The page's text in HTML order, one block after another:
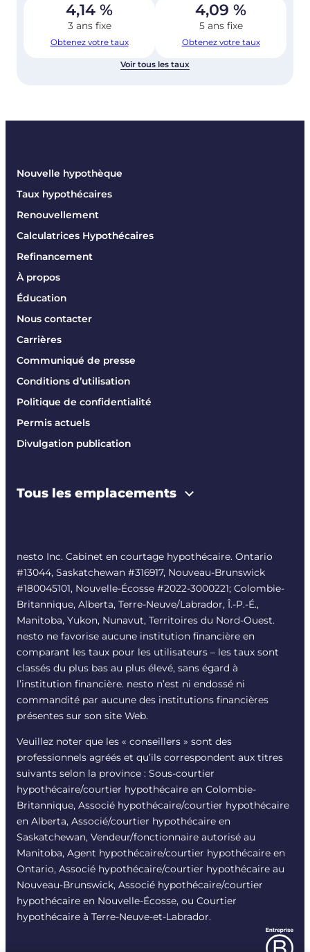
4,14 %
3 ans fixe
Obtenez votre taux
4,09 %
5 ans fixe
Obtenez votre taux
Voir tous les taux
Nouvelle hypothèque
Taux hypothécaires
Renouvellement
Calculatrices Hypothécaires
Refinancement
À propos
Éducation
Nous contacter
Carrières
Communiqué de presse
Conditions d’utilisation
Politique de confidentialité
Permis actuels
Divulgation publication
Tous les emplacements
nesto Inc. Cabinet en courtage hypothécaire. Ontario
#13044, Saskatchewan #316917, Nouveau-Brunswick
#180045101, Nouvelle-Écosse #2022-3000221; Colombie-
Britannique, Alberta, Terre-Neuve/Labrador, Î.-P.-É.,
Manitoba, Yukon, Nunavut, Territoires du Nord-Ouest.
nesto ne favorise aucune institution financière en
comparant les taux pour les utilisateurs – les taux sont
classés du plus bas au plus élevé, sans égard à
l’institution financière. nesto n’est ni endossé ni
commandité par aucune des institutions financières
présentes sur son site Web.
Veuillez noter que les « conseillers » sont des
professionnels agréés et qu’ils correspondent aux titres
suivants selon la province : Sous-courtier
hypothécaire/courtier hypothécaire en Colombie-
Britannique, Associé hypothécaire/courtier hypothécaire
en Alberta, Associé/courtier hypothécaire en
Saskatchewan, Vendeur/fonctionnaire autorisé au
Manitoba, Agent hypothécaire/courtier hypothécaire en
Ontario, Associé hypothécaire/courtier hypothécaire au
Nouveau-Brunswick, Associé hypothécaire/courtier
hypothécaire en Nouvelle-Écosse, ou Courtier
hypothécaire à Terre-Neuve-et-Labrador.